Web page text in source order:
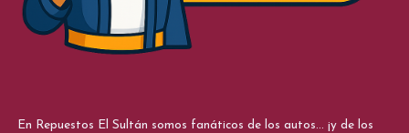
En Repuestos El Sultán somos fanáticos de los autos... ¡y de los